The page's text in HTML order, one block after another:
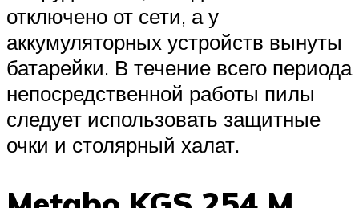
отключено от сети, а у
аккумуляторных устройств вынуты
батарейки. В течение всего периода
непосредственной работы пилы
следует использовать защитные
очки и столярный халат.